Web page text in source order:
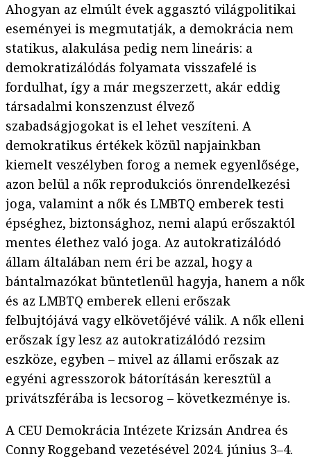
Ahogyan az elmúlt évek aggasztó világpolitikai
eseményei is megmutatják, a demokrácia nem
statikus, alakulása pedig nem lineáris: a
demokratizálódás folyamata visszafelé is
fordulhat, így a már megszerzett, akár eddig
társadalmi konszenzust élvező
szabadságjogokat is el lehet veszíteni. A
demokratikus értékek közül napjainkban
kiemelt veszélyben forog a nemek egyenlősége,
azon belül a nők reprodukciós önrendelkezési
joga, valamint a nők és LMBTQ emberek testi
épséghez, biztonsághoz, nemi alapú erőszaktól
mentes élethez való joga. Az autokratizálódó
állam általában nem éri be azzal, hogy a
bántalmazókat büntetlenül hagyja, hanem a nők
és az LMBTQ emberek elleni erőszak
felbujtójává vagy elkövetőjévé válik. A nők elleni
erőszak így lesz az autokratizálódó rezsim
eszköze, egyben – mivel az állami erőszak az
egyéni agresszorok bátorításán keresztül a
privátszférába is lecsorog – következménye is.
A CEU Demokrácia Intézete Krizsán Andrea és
Conny Roggeband vezetésével 2024. június 3–4.